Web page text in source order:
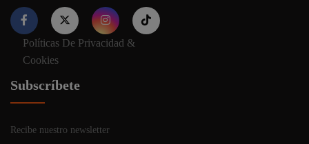
Nuestro sitio web utiliza cookies para proporcionar su
experiencia de navegación e información relevante. Antes de
continuar utilizando nuestro sitio web, acepte nuestros
Políticas De Privacidad &
Cookies
Subscríbete
Recibe nuestro newsletter